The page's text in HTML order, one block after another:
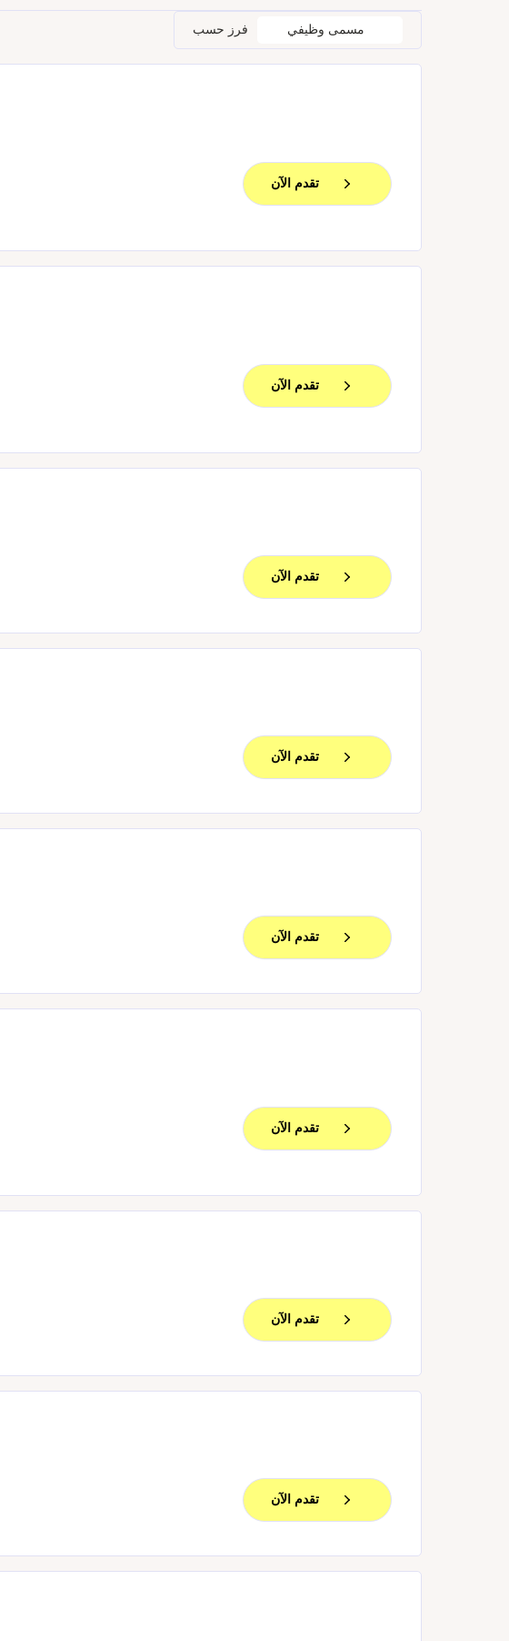
فرز حسب مسمى وظيفي
تقدم الآن
تقدم الآن
تقدم الآن
تقدم الآن
تقدم الآن
تقدم الآن
تقدم الآن
تقدم الآن